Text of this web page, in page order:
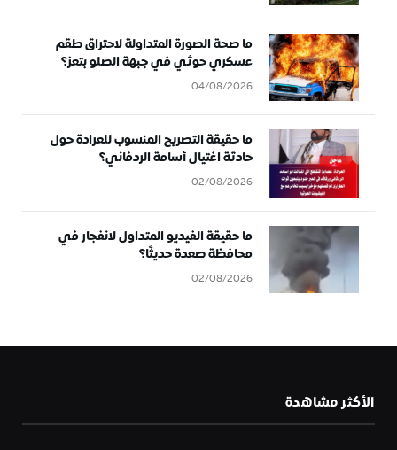
ما صحة الصورة المتداولة لاحتراق طقم
عسكري حوثي في جبهة الصلو بتعز؟
04/08/2026
ما حقيقة التصريح المنسوب للعرادة حول
حادثة اغتيال أسامة الردفاني؟
02/08/2026
ما حقيقة الفيديو المتداول لانفجار في
محافظة صعدة حديثًا؟
02/08/2026
الأكثر مشاهدة